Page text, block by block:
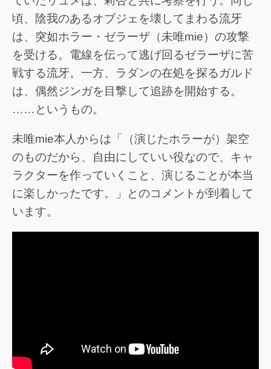
頃、陰我のあるオブジェを壊してまわる流牙
は、突如ホラー・ゼラーザ（未唯mie）の攻撃
を受ける。電線を伝って逃げ回るゼラーザに苦
戦する流牙。一方、ラダンの在処を探るガルド
は、偶然ジンガを目撃して追跡を開始する。
……というもの。
未唯mie本人からは「（演じたホラーが）架空
のものだから、自由にしていい役なので、キャ
ラクターを作っていくこと、演じることが本当
に楽しかったです。」とのコメントが到着して
います。